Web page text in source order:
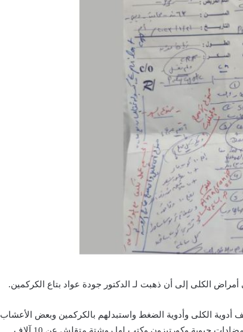
الكلى إلى أن ذهبت لـ الدكتور جودة عواد بتاع الكركمين.
الكلى وأدوية الضغط واستبدلهم بالكركمين وبعض الأعشاب
حفل إفطار لأسر قطاع غزة بالسفارة